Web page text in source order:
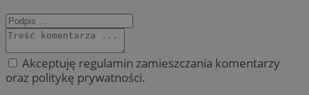
Akceptuję regulamin zamieszczania komentarzy
oraz politykę prywatności.